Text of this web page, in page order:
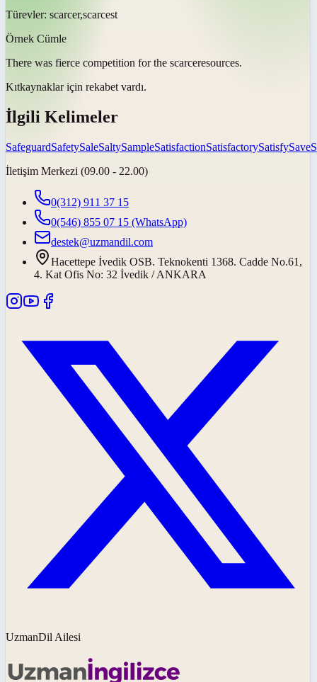
Türevler: scarcer,scarcest
Örnek Cümle
There was fierce competition for the scarceresources.
Kıtkaynaklar için rekabet vardı.
İlgili Kelimeler
SafeguardSafetySaleSaltySampleSatisfactionSatisfactorySatisfySave
İletişim Merkezi (09.00 - 22.00)
0(312) 911 37 15
0(546) 855 07 15 (WhatsApp)
destek@uzmandil.com
Hacettepe İvedik OSB. Teknokenti 1368. Cadde No.61,
4. Kat Ofis No: 32 İvedik / ANKARA
UzmanDil Ailesi